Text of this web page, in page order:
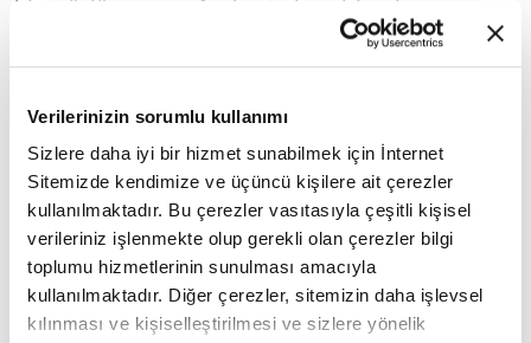
Verilerinizin sorumlu kullanımı
Sizlere daha iyi bir hizmet sunabilmek için İnternet
Sitemizde kendimize ve üçüncü kişilere ait çerezler
kullanılmaktadır. Bu çerezler vasıtasıyla çeşitli kişisel
verileriniz işlenmekte olup gerekli olan çerezler bilgi
toplumu hizmetlerinin sunulması amacıyla
kullanılmaktadır. Diğer çerezler, sitemizin daha işlevsel
kılınması ve kişiselleştirilmesi ve sizlere yönelik
bir müslüman tarafından İtalyan bir mimara
çizdirilip yaptırılan camiin mimari özelliği
diğerlerinden çok farklı.